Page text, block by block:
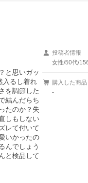
と思いガッ
入るし着れ
を調節した
結んだらち
たのか？失
しもしない
レて付いて
いかったの
んでしょう
と検品して
投稿者情報
女性/50代/
購入した商品
-